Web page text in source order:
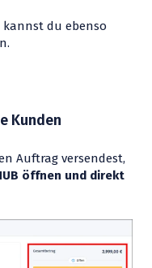
kannst du ebenso
Kunden
Auftrag versendest,
öffnen und direkt